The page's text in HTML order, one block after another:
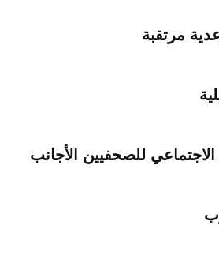
للصحفيين الأجانب